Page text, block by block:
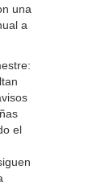
una
a
el